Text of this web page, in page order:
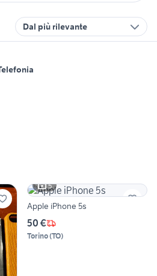
Dal più rilevante
5
Apple iPhone 5s
50 €
Torino(TO)